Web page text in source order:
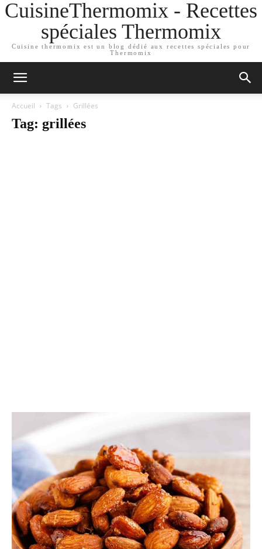
CuisineThermomix - Recettes
spéciales Thermomix
Cuisine thermomix est un blog dédié aux recettes spéciales pour
Thermomix
Accueil Tags Grillées
Tag: grillées